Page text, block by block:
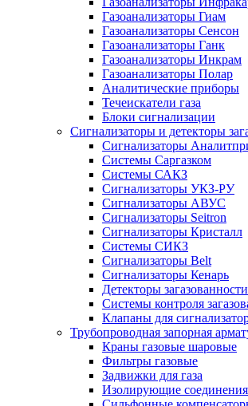
Газоанализаторы Гиам
Газоанализаторы Сенсон
Газоанализаторы Ганк
Газоанализаторы Инкрам
Газоанализаторы Полар
Аналитические приборы
Течеискатели газа
Блоки сигнализации
Сигнализаторы и детекторы
Сигнализаторы
Системы Саргазком
Системы САКЗ
Сигнализаторы УКЗ-РУ
Сигнализаторы АВУС
Сигнализаторы Seitron
Сигнализаторы Кристалл
Системы СИКЗ
Сигнализаторы Belt
Сигнализаторы Кенарь
Детекторы
Системы контроля
Клапаны для
Трубопроводная запорная
Краны газовые шаровые
Фильтры газовые
Задвижки для газа
Изолирующие соединения